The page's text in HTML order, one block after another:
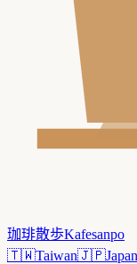
珈琲散歩Kafesanpo
🇹🇼Taiwan🇯🇵Japan